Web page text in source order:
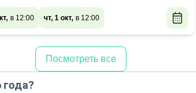
в 12:00 чт, 1 окт, в 12:00
Посмотреть все
года?